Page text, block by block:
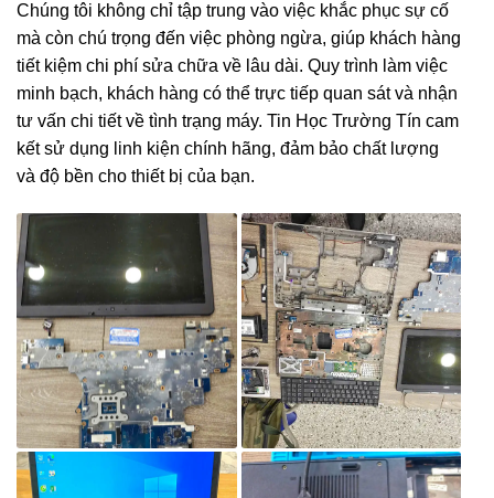
Chúng tôi không chỉ tập trung vào việc khắc phục sự cố
mà còn chú trọng đến việc phòng ngừa, giúp khách hàng
tiết kiệm chi phí sửa chữa về lâu dài. Quy trình làm việc
minh bạch, khách hàng có thể trực tiếp quan sát và nhận
tư vấn chi tiết về tình trạng máy. Tin Học Trường Tín cam
kết sử dụng linh kiện chính hãng, đảm bảo chất lượng
và độ bền cho thiết bị của bạn.